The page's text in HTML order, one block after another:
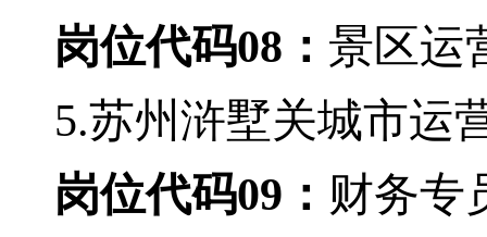
岗位代码08： 景区运
5.苏州浒墅关城市运
岗位代码09： 财务专